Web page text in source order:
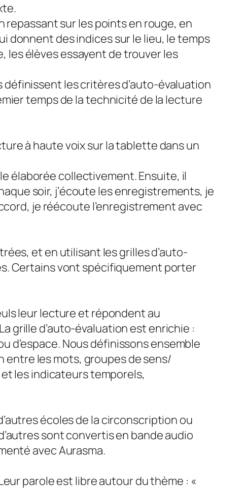
repassant sur les points en rouge, en
donnent des indices sur le lieu, le temps
les élèves essayent de trouver les
les critères d’auto-évaluation
temps de la technicité de la lecture
à haute voix sur la tablette dans un
élaborée collectivement. Ensuite, il
soir, j’écoute les enregistrements, je
je réécoute l’enregistrement avec
et en utilisant les grilles d’auto-
Certains vont spécifiquement porter
leur lecture et répondent au
grille d’auto-évaluation est enrichie :
d’espace. Nous définissons ensemble
entre les mots, groupes de sens/
les indicateurs temporels,
écoles de la circonscription ou
sont convertis en bande audio
avec Aurasma.
parole est libre autour du thème : «